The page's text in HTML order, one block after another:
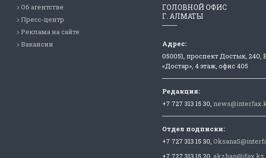
Об агентстве
Пресс-центр
Реклама на сайте
Вакансии
ГОЛОВНОЙ ОФИС
Г. АЛМАТЫ
Адрес:
050051, проспект Достык, 240,
«Достар», 4 этаж, офис 405
Редакция:
+7 727 313 15 30,
Отдел подписки:
+7 727 313 15 30,
+7 727 313 15 20, akzhan@ifax.kz